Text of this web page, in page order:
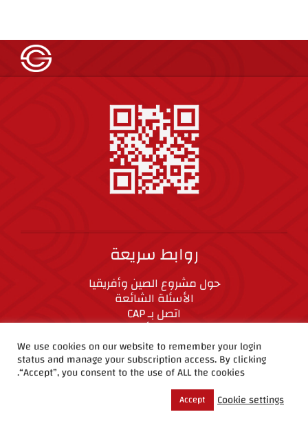
روابط سريعة
حول مشروع الصين وأفريقيا
الأسئلة الشائعة
اتصل بـ CAP
المعايير الأخلاقية
We use cookies on our website to remember your login
status and manage your subscription access. By clicking
“Accept”, you consent to the use of ALL the cookies.
Cookie settings
Accept